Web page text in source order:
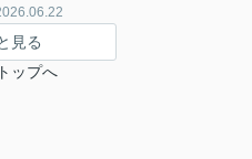
見る
ップへ